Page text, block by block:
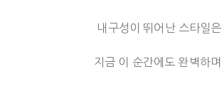
내구성이 뛰어난 스타일은
지금 이 순간에도 완벽하며,